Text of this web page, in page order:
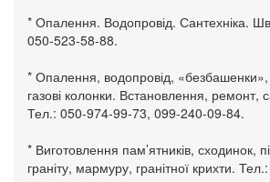
* Опалення. Водопровід. Сантехніка.
050-523-58-88.
* Опалення, водопровід,
газові колонки. Встановлення, ремонт,
Тел.: 050-974-99-73, 099-240-09-84.
* Виготовлення пам’ятників, сходинок,
граніту, мармуру, гранітної крихти.